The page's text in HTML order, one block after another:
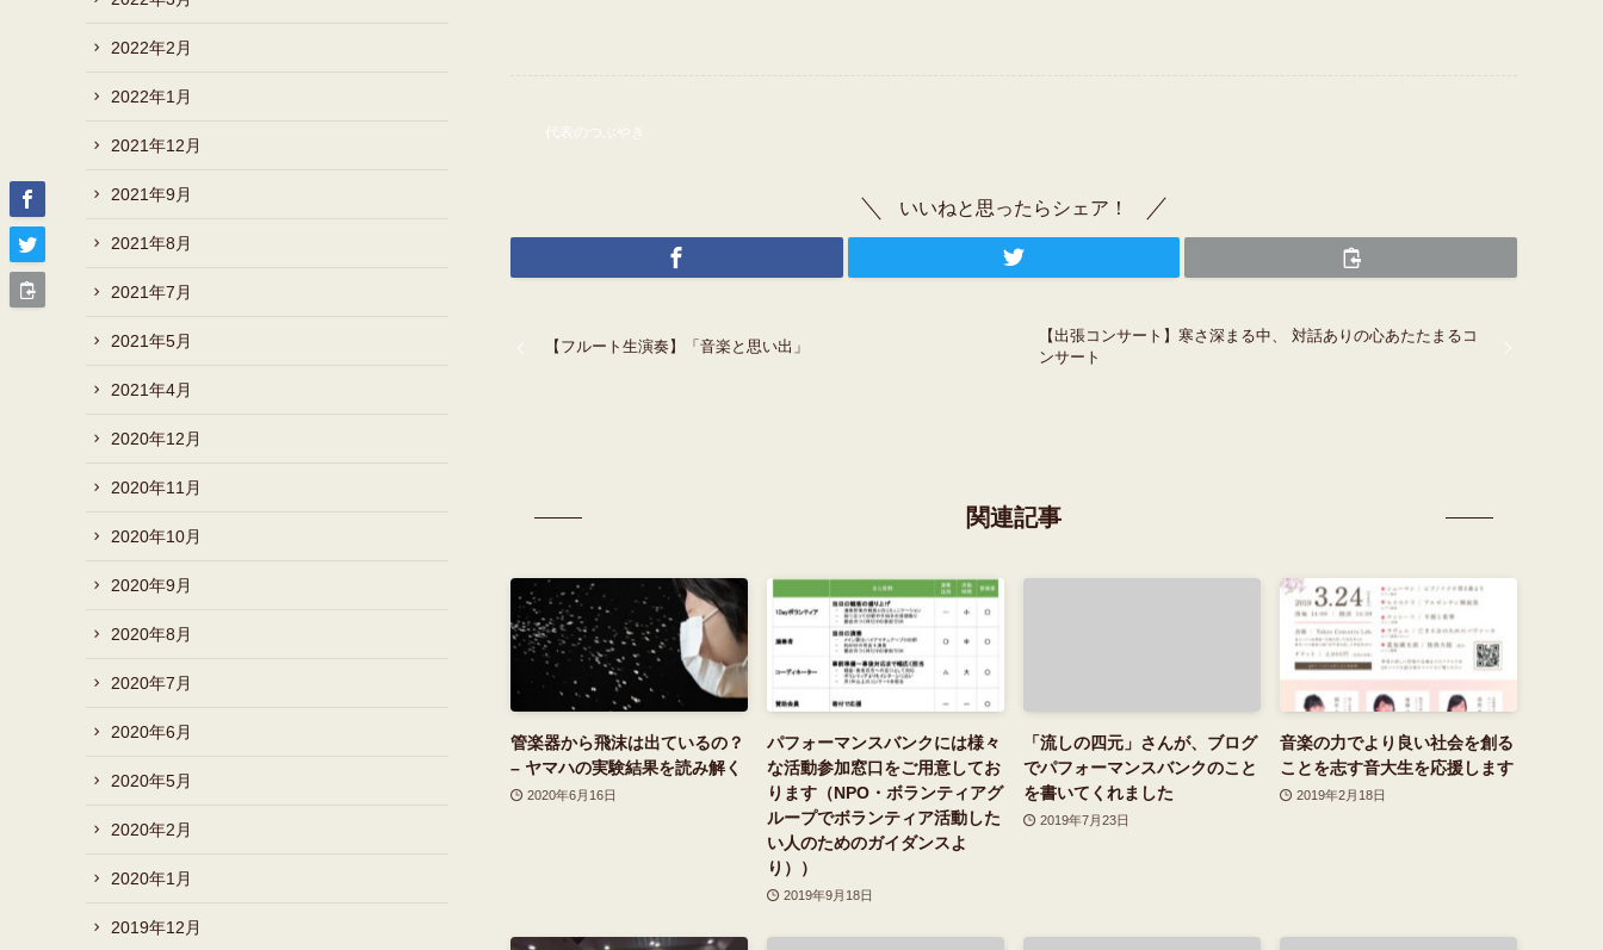
代表のつぶやき
いいねと思ったらシェア！
【フルート生演奏】「音楽と思い出」
【出張コンサート】寒さ深まる中、 対話ありの心あたたまるコ
ンサート
関連記事
管楽器から飛沫は出ているの？
– ヤマハの実験結果を読み解く
2020年6月16日
パフォーマンスバンクには様々
な活動参加窓口をご用意してお
ります（NPO・ボランティアグ
ループでボランティア活動した
い人のためのガイダンスよ
り））
2019年9月18日
「流しの四元」さんが、ブログ
でパフォーマンスバンクのこと
を書いてくれました
2019年7月23日
音楽の力でより良い社会を創る
ことを志す音大生を応援します
2019年2月18日
2022年2月
2022年1月
2021年12月
2021年9月
2021年8月
2021年7月
2021年5月
2021年4月
2020年12月
2020年11月
2020年10月
2020年9月
2020年8月
2020年7月
2020年6月
2020年5月
2020年2月
2020年1月
2019年12月